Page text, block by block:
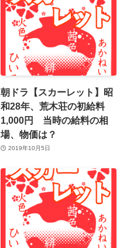
朝ドラ【スカーレット】昭
和28年、荒木荘の初給料
1,000円 当時の給料の相
場、物価は？
2019年10月5日